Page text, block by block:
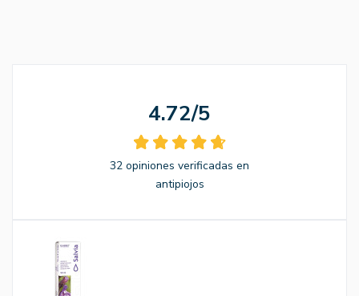
4.72/5
32 opiniones verificadas en
antipiojos